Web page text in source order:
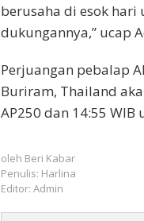
berusaha di esok
dukungannya,” ucap
Perjuangan pebalap
Buriram, Thailand
AP250 dan 14:55 WIB
oleh Beri Kabar
Penulis: Harlina
Editor: Admin